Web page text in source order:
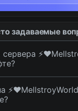
задаваемые
сервера